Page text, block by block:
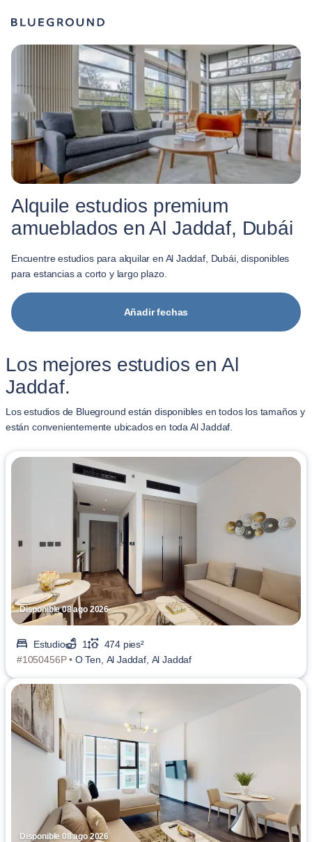
Alquile estudios premium
amueblados en Al Jaddaf, Dubái
Encuentre estudios para alquilar en Al Jaddaf, Dubái, disponibles
para estancias a corto y largo plazo.
Añadir fechas
Los mejores estudios en Al
Jaddaf.
Los estudios de Blueground están disponibles en todos los tamaños y
están convenientemente ubicados en toda Al Jaddaf.
Disponible 08 ago 2026
Estudio 1
474 pies²
#1050456P • O Ten, Al Jaddaf, Al Jaddaf
Disponible 08 ago 2026